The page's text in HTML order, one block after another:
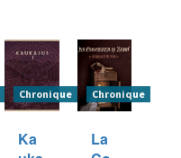
Chronique
Ka
Chronique
La